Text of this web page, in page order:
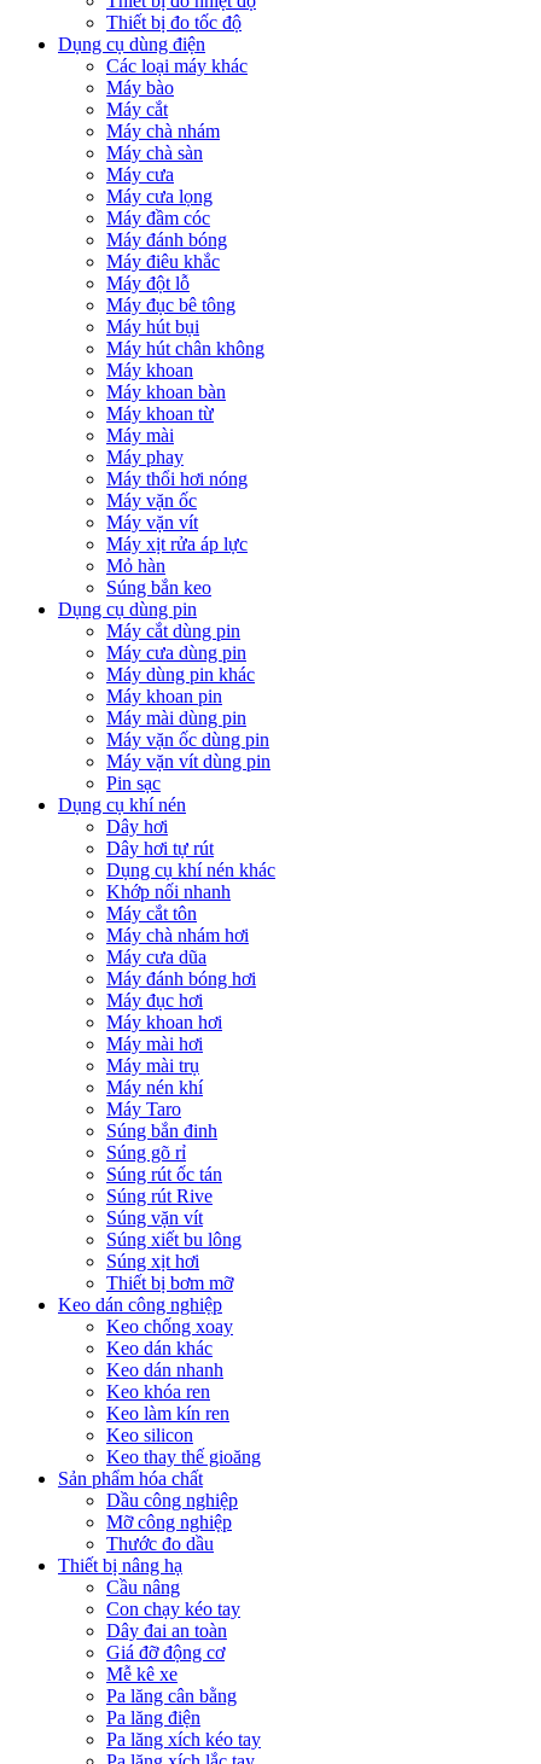
Thiết bị đo tốc độ
Dụng cụ dùng điện
Các loại máy khác
Máy bào
Máy cắt
Máy chà nhám
Máy chà sàn
Máy cưa
Máy cưa lọng
Máy đầm cóc
Máy đánh bóng
Máy điêu khắc
Máy đột lỗ
Máy đục bê tông
Máy hút bụi
Máy hút chân không
Máy khoan
Máy khoan bàn
Máy khoan từ
Máy mài
Máy phay
Máy thổi hơi nóng
Máy vặn ốc
Máy vặn vít
Máy xịt rửa áp lực
Mỏ hàn
Súng bắn keo
Dụng cụ dùng pin
Máy cắt dùng pin
Máy cưa dùng pin
Máy dùng pin khác
Máy khoan pin
Máy mài dùng pin
Máy vặn ốc dùng pin
Máy vặn vít dùng pin
Pin sạc
Dụng cụ khí nén
Dây hơi
Dây hơi tự rút
Dụng cụ khí nén khác
Khớp nối nhanh
Máy cắt tôn
Máy chà nhám hơi
Máy cưa dũa
Máy đánh bóng hơi
Máy đục hơi
Máy khoan hơi
Máy mài hơi
Máy mài trụ
Máy nén khí
Máy Taro
Súng bắn đinh
Súng gõ rỉ
Súng rút ốc tán
Súng rút Rive
Súng vặn vít
Súng xiết bu lông
Súng xịt hơi
Thiết bị bơm mỡ
Keo dán công nghiệp
Keo chống xoay
Keo dán khác
Keo dán nhanh
Keo khóa ren
Keo làm kín ren
Keo silicon
Keo thay thế gioăng
Sản phẩm hóa chất
Dầu công nghiệp
Mỡ công nghiệp
Thước đo dầu
Thiết bị nâng hạ
Cầu nâng
Con chạy kéo tay
Dây đai an toàn
Giá đỡ động cơ
Mễ kê xe
Pa lăng cân bằng
Pa lăng điện
Pa lăng xích kéo tay